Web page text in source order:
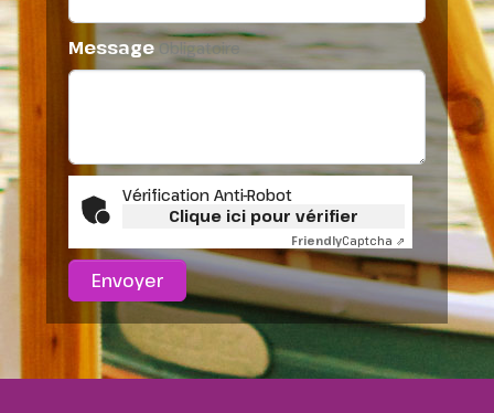
Message Obligatoire
Vérification Anti-Robot
Clique ici pour vérifier
FriendlyCaptcha ⇗